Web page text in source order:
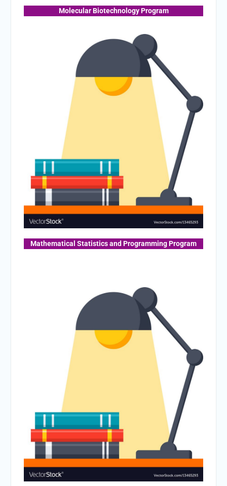
Molecular Biotechnology Program
Mathematical Statistics and Programming Program